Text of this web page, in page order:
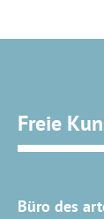
Freie
Büro des